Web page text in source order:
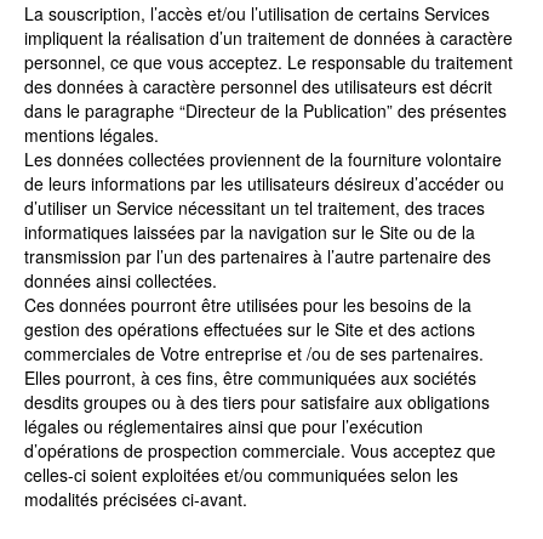
La souscription, l’accès et/ou l’utilisation de certains Services
impliquent la réalisation d’un traitement de données à caractère
personnel, ce que vous acceptez. Le responsable du traitement
des données à caractère personnel des utilisateurs est décrit
dans le paragraphe “Directeur de la Publication” des présentes
mentions légales.
Les données collectées proviennent de la fourniture volontaire
de leurs informations par les utilisateurs désireux d’accéder ou
d’utiliser un Service nécessitant un tel traitement, des traces
informatiques laissées par la navigation sur le Site ou de la
transmission par l’un des partenaires à l’autre partenaire des
données ainsi collectées.
Ces données pourront être utilisées pour les besoins de la
gestion des opérations effectuées sur le Site et des actions
commerciales de Votre entreprise et /ou de ses partenaires.
Elles pourront, à ces fins, être communiquées aux sociétés
desdits groupes ou à des tiers pour satisfaire aux obligations
légales ou réglementaires ainsi que pour l’exécution
d’opérations de prospection commerciale. Vous acceptez que
celles-ci soient exploitées et/ou communiquées selon les
modalités précisées ci-avant.